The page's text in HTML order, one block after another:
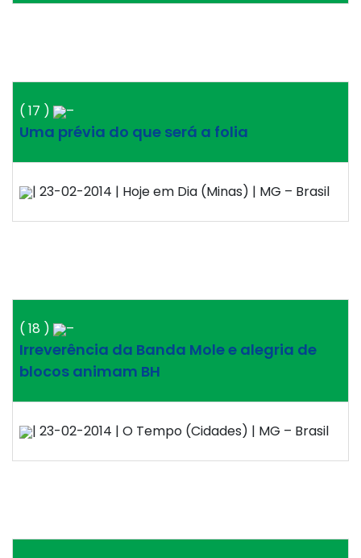
( 17 ) –
Uma prévia do que será a folia
| 23-02-2014 | Hoje em Dia (Minas) | MG – Brasil
( 18 ) –
Irreverência da Banda Mole e alegria de
blocos animam BH
| 23-02-2014 | O Tempo (Cidades) | MG – Brasil